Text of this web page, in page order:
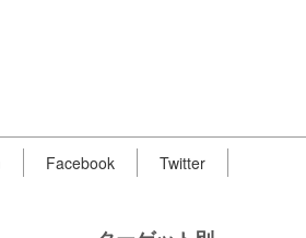
Facebook Twitter